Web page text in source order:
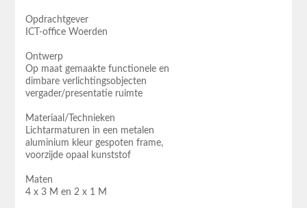
Opdrachtgever
ICT-office Woerden
Ontwerp
Op maat gemaakte functionele en
dimbare verlichtingsobjecten
vergader/presentatie ruimte
Materiaal/Technieken
Lichtarmaturen in een metalen
aluminium kleur gespoten frame,
voorzijde opaal kunststof
Maten
4 x 3 M en 2 x 1 M